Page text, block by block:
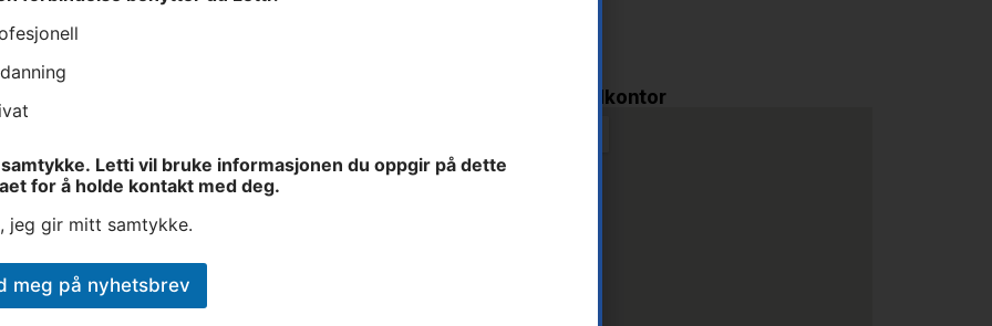
Letti AS - Hovedkontor
samtykke. Letti vil bruke informasjonen du oppgir på dette
for å holde kontakt med deg.
jeg gir mitt samtykke.
meg på nyhetsbrev